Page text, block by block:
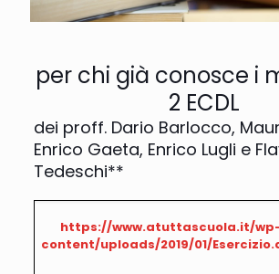
per chi già conosce i
2 ECDL
dei proff. Dario Barlocco,
Enrico Gaeta, Enrico Lugli e
Tedeschi**
https://www.atuttascuola.it/
content/uploads/2019/01/